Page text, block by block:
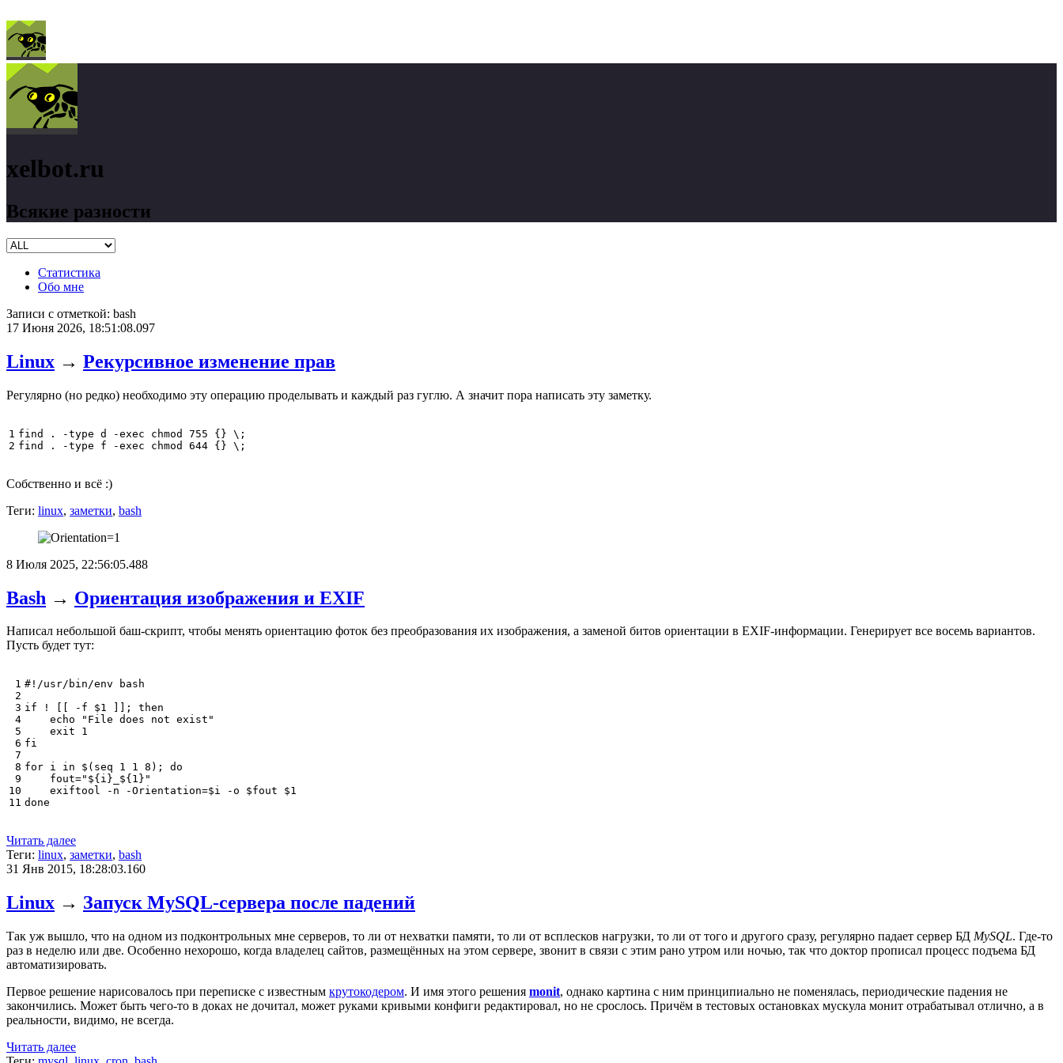
xelbot.ru
xelbot.ru
Всякие разности
Статистика
Обо мне
Записи с отметкой: bash
17 Июня 2026, 18:51:08.097
Linux → Рекурсивное изменение прав
Регулярно (но редко) необходимо эту операцию проделывать и каждый раз гуглю. А значит пора написать эту заметку.
1
2
find . -type d -exec chmod 755 {} \;
find
. -type f -exec chmod 644 {} \;
Собственно и всё :)
Теги: linux, заметки, bash
8 Июля 2025, 22:56:05.488
Bash → Ориентация изображения и EXIF
Написал небольшой баш-скрипт, чтобы менять ориентацию фоток без преобразования их изображения, а заменой битов ориентации в EXIF-информации. Генерирует все восемь вариантов.
Пусть будет тут:
1
2
3
4
5
6
7
8
9
10
11
#!/usr/bin/env bash
if ! -f $1 ;
then
echo
"File does not exist"
exit
1
fi
for i in $( seq 1 1 8 ) ;
do
fout=" ${ i } ${ 1 } "
    exiftool -n -Orientation
=$i -o $fout
$1
done
Читать далее
Теги: linux, заметки, bash
31 Янв 2015, 18:28:03.160
Linux → Запуск MySQL-сервера после падений
Так уж вышло, что на одном из подконтрольных мне серверов, то ли от нехватки памяти, то ли от всплесков нагрузки, то ли от того и другого сразу, регулярно падает сервер БД MySQL. Где-то
раз в неделю или две. Особенно нехорошо, когда владелец сайтов, размещённых на этом сервере, звонит в связи с этим рано утром или ночью, так что доктор прописал процесс подъема БД
автоматизировать.
Первое решение нарисовалось при переписке с известным крутокодером. И имя этого решения monit, однако картина с ним принципиально не поменялась, периодические падения не
закончились. Может быть чего-то в доках не дочитал, может руками кривыми конфиги редактировал, но не срослось. Причём в тестовых остановках мускула монит отрабатывал отлично, а в
реальности, видимо, не всегда.
Читать далее